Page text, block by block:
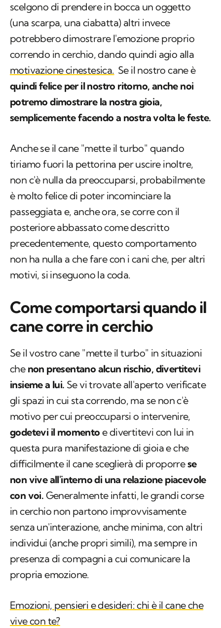
scelgono di prendere in bocca un oggetto
(una scarpa, una ciabatta) altri invece
potrebbero dimostrare l'emozione proprio
correndo in cerchio, dando quindi agio alla
motivazione cinestesica. Se il nostro cane è
quindi felice per il nostro ritorno, anche noi
potremo dimostrare la nostra gioia,
semplicemente facendo a nostra volta le feste.
Anche se il cane "mette il turbo" quando
tiriamo fuori la pettorina per uscire inoltre,
non c'è nulla da preoccuparsi, probabilmente
è molto felice di poter incominciare la
passeggiata e, anche ora, se corre con il
posteriore abbassato come descritto
precedentemente, questo comportamento
non ha nulla a che fare con i cani che, per altri
motivi, si inseguono la coda.
Come comportarsi quando il
cane corre in cerchio
Se il vostro cane "mette il turbo" in situazioni
che non presentano alcun rischio, divertitevi
insieme a lui. Se vi trovate all'aperto verificate
gli spazi in cui sta correndo, ma se non c'è
motivo per cui preoccuparsi o intervenire,
godetevi il momento e divertitevi con lui in
questa pura manifestazione di gioia e che
difficilmente il cane sceglierà di proporrese
non vive all'interno di una relazione piacevole
con voi. Generalmente infatti, le grandi corse
in cerchio non partono improvvisamente
senza un'interazione, anche minima, con altri
individui (anche propri simili), ma sempre in
presenza di compagni a cui comunicare la
propria emozione.
Emozioni, pensieri e desideri: chi è il cane che
vive con te?